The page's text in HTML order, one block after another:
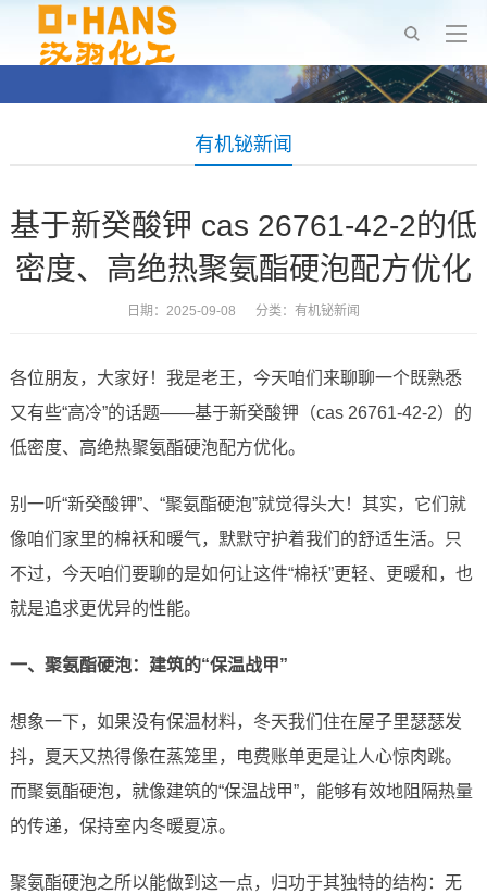
有机铋新闻
基于新癸酸钾 cas 26761-42-2的低
密度、高绝热聚氨酯硬泡配方优化
日期：2025-09-08 分类： 有机铋新闻
各位朋友，大家好！我是老王，今天咱们来聊聊一个既熟悉
又有些“高冷”的话题——基于新癸酸钾（cas 26761-42-2）的
低密度、高绝热聚氨酯硬泡配方优化。
别一听“新癸酸钾”、“聚氨酯硬泡”就觉得头大！其实，它们就
像咱们家里的棉袄和暖气，默默守护着我们的舒适生活。只
不过，今天咱们要聊的是如何让这件“棉袄”更轻、更暖和，也
就是追求更优异的性能。
一、聚氨酯硬泡：建筑的“保温战甲”
想象一下，如果没有保温材料，冬天我们住在屋子里瑟瑟发
抖，夏天又热得像在蒸笼里，电费账单更是让人心惊肉跳。
而聚氨酯硬泡，就像建筑的“保温战甲”，能够有效地阻隔热量
的传递，保持室内冬暖夏凉。
聚氨酯硬泡之所以能做到这一点，归功于其独特的结构：无